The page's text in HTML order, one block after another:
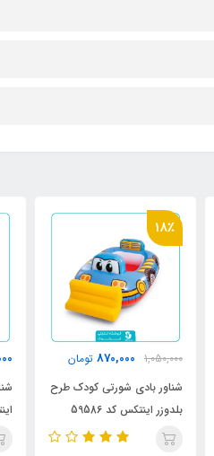
1,580,000 تومان
شناور بادی شورتی کودک
اینتکس طرح یونیکورن کد
59570
کد